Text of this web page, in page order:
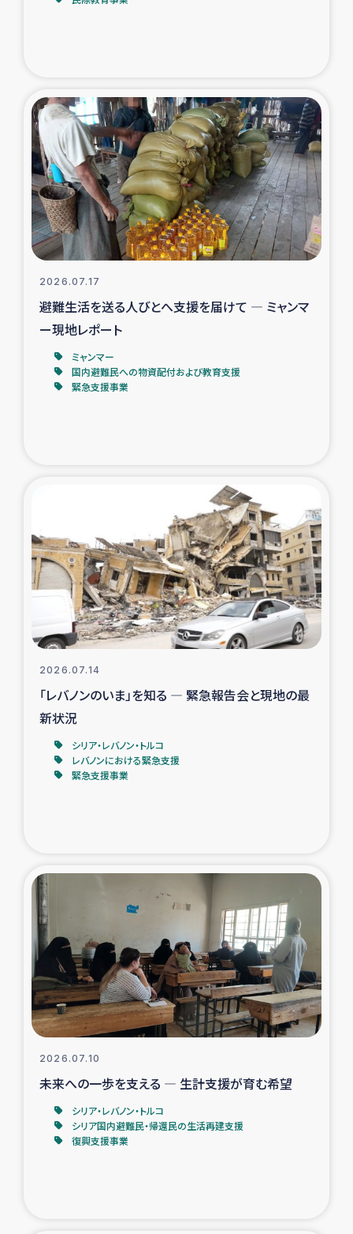
コーヒー生産者支援
アイナロ県マウベシ郡でのコーヒー畑改善事業
ベイルート大規模爆発被災者支援
女性の生計向上支援
アグロフォレストリー（カカオ）事業
2026.07.17
避難生活を送る人びとへ支援を届けて ― ミャンマ
ー現地レポート
ミャンマー
国内避難民への物資配付および教育支援
緊急支援事業
2026.07.14
「レバノンのいま」を知る ― 緊急報告会と現地の最
新状況
シリア・レバノン・トルコ
レバノンにおける緊急支援
緊急支援事業
2026.07.10
未来への一歩を支える ― 生計支援が育む希望
シリア・レバノン・トルコ
シリア国内避難民・帰還民の生活再建支援
復興支援事業